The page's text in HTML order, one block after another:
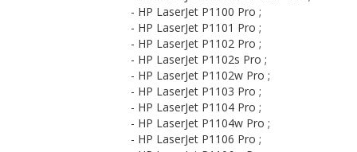
- HP LaserJet P1100 Pro ;
- HP LaserJet P1101 Pro ;
- HP LaserJet P1102 Pro ;
- HP LaserJet P1102s Pro ;
- HP LaserJet P1102w Pro ;
- HP LaserJet P1103 Pro ;
- HP LaserJet P1104 Pro ;
- HP LaserJet P1104w Pro ;
- HP LaserJet P1106 Pro ;